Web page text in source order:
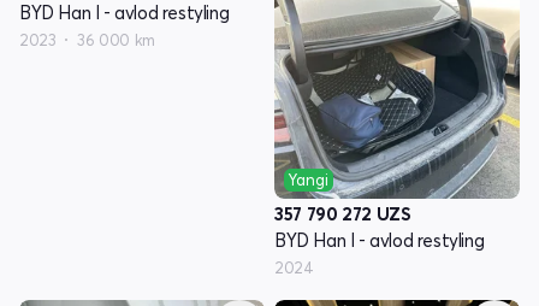
BYD Han I - avlod restyling
2023 36 000 km
Yangi
357 790 272 UZS
BYD Han I - avlod restyling
2024